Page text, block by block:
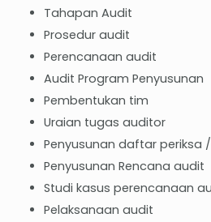
Tahapan Audit
Prosedur audit
Perencanaan audit
Audit Program Penyusunan
Pembentukan tim
Uraian tugas auditor
Penyusunan daftar periksa
Penyusunan Rencana audit
Studi kasus perencanaan
Pelaksanaan audit